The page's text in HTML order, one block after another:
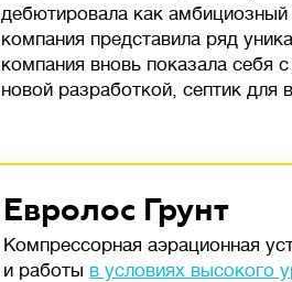
дебютировала как
компания представила ряд
компания вновь показала себя
новой разработкой, септик для
Евролос Грунт
Компрессорная аэрационная
и работы в условиях высокого